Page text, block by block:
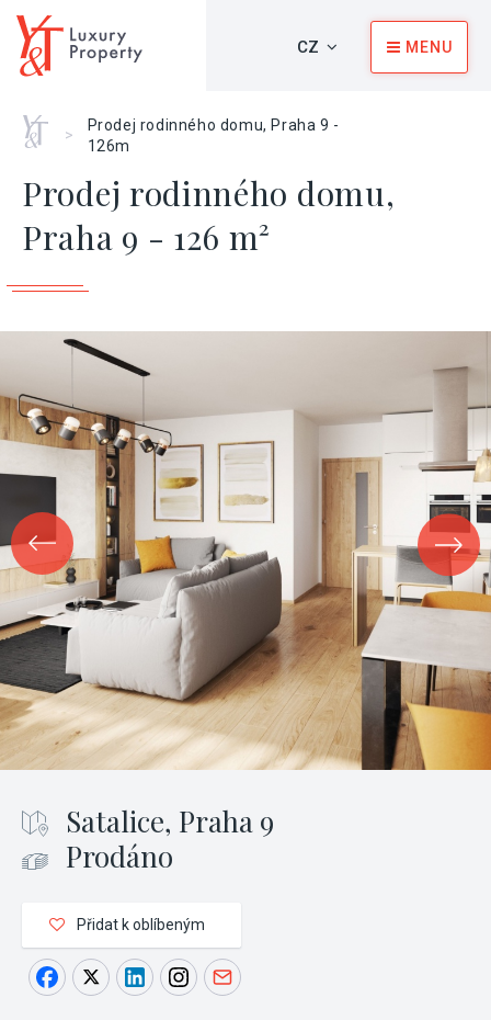
CZ MENU
Home
>
Prodej rodinného domu, Praha 9 -
126m
Prodej rodinného domu,
Praha 9 - 126 m²
Satalice, Praha 9
Prodáno
Přidat k oblíbeným